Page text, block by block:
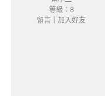
等級：8
留言
加入好友